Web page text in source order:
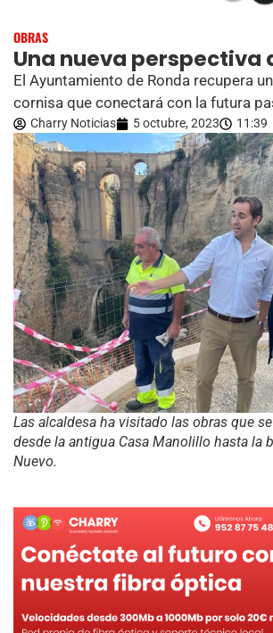
OBRAS
Una nueva perspectiva
El Ayuntamiento de Ronda recupera
cornisa que conectará con la futura
Charry Noticias 5 octubre, 2023 11:39
Las alcaldesa ha visitado las obras que
desde la antigua Casa Manolillo hasta la
Nuevo.